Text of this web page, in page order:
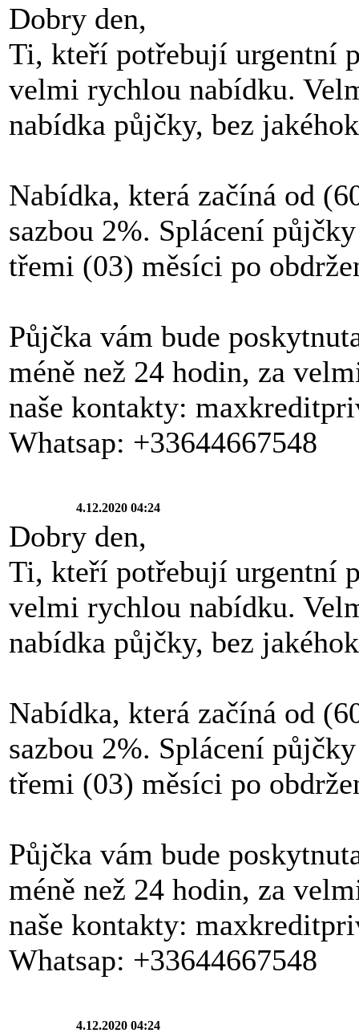
Dobry den,
Ti, kteří potřebují urgentní
velmi rychlou nabídku.
nabídka půjčky, bez
Nabídka, která začíná od
sazbou 2%. Splácení
třemi (03) měsíci po
Půjčka vám bude
méně než 24 hodin, za
naše kontakty:
Whatsap: +33644667548
4.12.2020 04:24
Dobry den,
Ti, kteří potřebují urgentní
velmi rychlou nabídku.
nabídka půjčky, bez
Nabídka, která začíná od
sazbou 2%. Splácení
třemi (03) měsíci po
Půjčka vám bude
méně než 24 hodin, za
naše kontakty:
Whatsap: +33644667548
4.12.2020 04:24